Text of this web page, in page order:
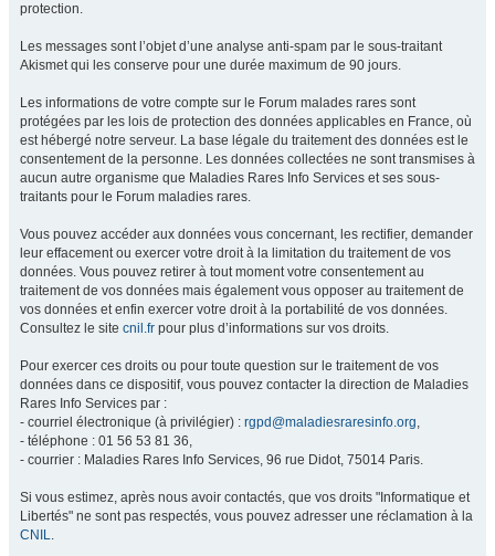
protection.
Les messages sont l’objet d’une analyse anti-spam par le sous-traitant
Akismet qui les conserve pour une durée maximum de 90 jours.
Les informations de votre compte sur le Forum malades rares sont
protégées par les lois de protection des données applicables en France, où
est hébergé notre serveur. La base légale du traitement des données est le
consentement de la personne. Les données collectées ne sont transmises à
aucun autre organisme que Maladies Rares Info Services et ses sous-
traitants pour le Forum maladies rares.
Vous pouvez accéder aux données vous concernant, les rectifier, demander
leur effacement ou exercer votre droit à la limitation du traitement de vos
données. Vous pouvez retirer à tout moment votre consentement au
traitement de vos données mais également vous opposer au traitement de
vos données et enfin exercer votre droit à la portabilité de vos données.
Consultez le site cnil.fr pour plus d’informations sur vos droits.
Pour exercer ces droits ou pour toute question sur le traitement de vos
données dans ce dispositif, vous pouvez contacter la direction de Maladies
Rares Info Services par :
- courriel électronique (à privilégier) : rgpd@maladiesraresinfo.org,
- téléphone : 01 56 53 81 36,
- courrier : Maladies Rares Info Services, 96 rue Didot, 75014 Paris.
Si vous estimez, après nous avoir contactés, que vos droits "Informatique et
Libertés" ne sont pas respectés, vous pouvez adresser une réclamation à la
CNIL.